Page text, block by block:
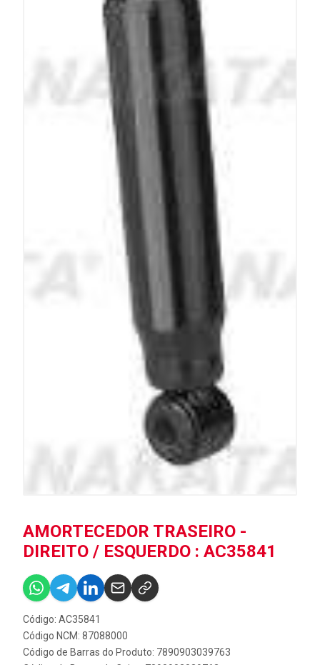
AMORTECEDOR TRASEIRO -
DIREITO / ESQUERDO : AC35841
Código: AC35841
Código NCM: 87088000
Código de Barras do Produto: 7890903039763